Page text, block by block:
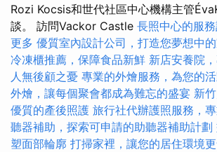
Rozi Kocsis和世代社區中心機構主管
談。 訪問Vackor Castle 長照中心的服
更多 優質室內設計公司，打造您夢想中
冷凍櫃推薦，保障食品新鮮 新店安養院
人無後顧之憂 專業的外燴服務，為您的
外燴，讓每個聚會都成為難忘的盛宴 新
優質的產後照護 旅行社代辦護照服務，
聽器補助，探索可申請的助聽器補助計劃
塑面部輪廓 打掃家裡，讓您的居住環境